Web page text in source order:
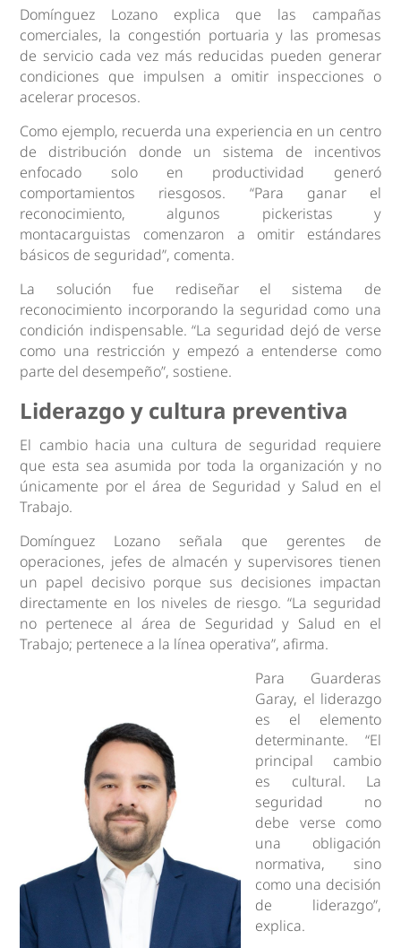
Domínguez Lozano explica que las campañas
comerciales, la congestión portuaria y las promesas
de servicio cada vez más reducidas pueden generar
condiciones que impulsen a omitir inspecciones o
acelerar procesos.
Como ejemplo, recuerda una experiencia en un centro
de distribución donde un sistema de incentivos
enfocado solo en productividad generó
comportamientos riesgosos. “Para ganar el
reconocimiento, algunos pickeristas y
montacarguistas comenzaron a omitir estándares
básicos de seguridad”, comenta.
La solución fue rediseñar el sistema de
reconocimiento incorporando la seguridad como una
condición indispensable. “La seguridad dejó de verse
como una restricción y empezó a entenderse como
parte del desempeño”, sostiene.
Liderazgo y cultura preventiva
El cambio hacia una cultura de seguridad requiere
que esta sea asumida por toda la organización y no
únicamente por el área de Seguridad y Salud en el
Trabajo.
Domínguez Lozano señala que gerentes de
operaciones, jefes de almacén y supervisores tienen
un papel decisivo porque sus decisiones impactan
directamente en los niveles de riesgo. “La seguridad
no pertenece al área de Seguridad y Salud en el
Trabajo; pertenece a la línea operativa”, afirma.
Para Guarderas
Garay, el liderazgo
es el elemento
determinante. “El
principal cambio
es cultural. La
seguridad no
debe verse como
una obligación
normativa, sino
como una decisión
de liderazgo”,
explica.